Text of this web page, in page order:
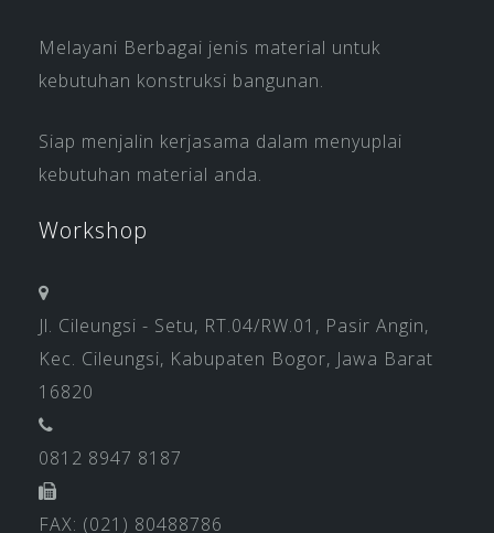
Melayani Berbagai jenis material untuk
kebutuhan konstruksi bangunan.
Siap menjalin kerjasama dalam menyuplai
kebutuhan material anda.
Workshop
Jl. Cileungsi - Setu, RT.04/RW.01, Pasir Angin,
Kec. Cileungsi, Kabupaten Bogor, Jawa Barat
16820
0812 8947 8187
FAX: (021) 80488786